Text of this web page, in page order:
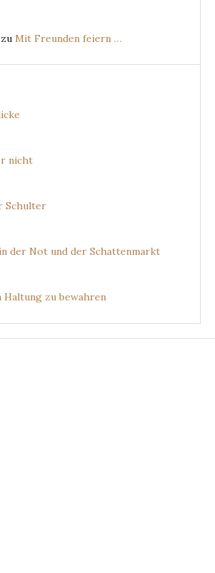
zu Mit Freunden feiern …
nicht
Schulter
der Not und der Schattenmarkt
zu bewahren